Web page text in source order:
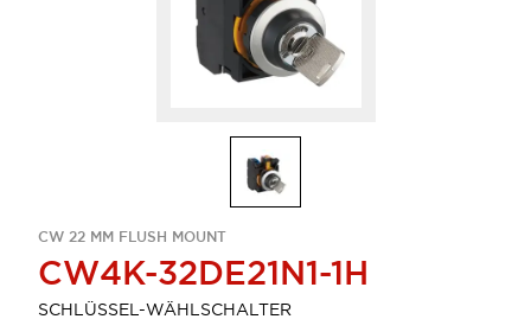
CW 22 MM FLUSH MOUNT
CW4K-32DE21N1-1H
SCHLÜSSEL-WÄHLSCHALTER